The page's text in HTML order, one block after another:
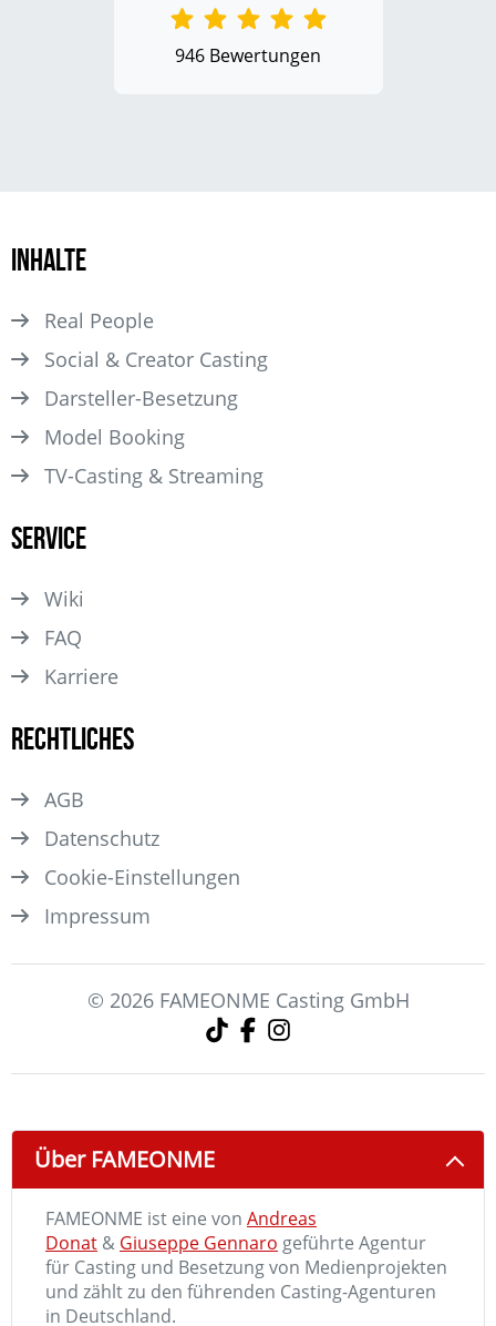
946 Bewertungen
Inhalte
Real People
Social & Creator Casting
Darsteller­-Besetzung
Model Booking
TV-Casting & Streaming
Service
Wiki
FAQ
Karriere
Rechtliches
AGB
Datenschutz
Cookie-Einstellungen
Impressum
© 2026 FAMEONME Casting GmbH
Über FAMEONME
FAMEONME ist eine von Andreas
Donat & Giuseppe Gennaro geführte Agentur
für Casting und Besetzung von Medienprojekten
und zählt zu den führenden Casting-Agenturen
in Deutschland.